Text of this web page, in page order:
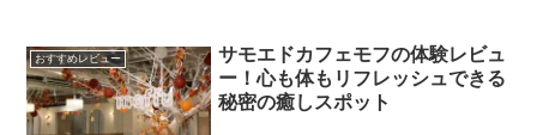
おすすめレビュー
サモエドカフェモフの体験レビュ
ー！心も体もリフレッシュできる
秘密の癒しスポット